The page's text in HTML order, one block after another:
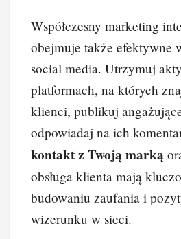
Współczesny marketing
obejmuje także efektywne
social media. Utrzymuj
platformach, na których
klienci, publikuj
odpowiadaj na ich
kontakt z Twoją marką
obsługa klienta mają
budowaniu zaufania i
wizerunku w sieci.